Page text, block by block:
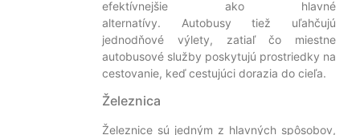
efektívnejšie ako hlavné
alternatívy. Autobusy tiež uľahčujú
jednodňové výlety, zatiaľ čo miestne
autobusové služby poskytujú prostriedky na
cestovanie, keď cestujúci dorazia do cieľa.
Železnica
Železnice sú jedným z hlavných spôsobov,